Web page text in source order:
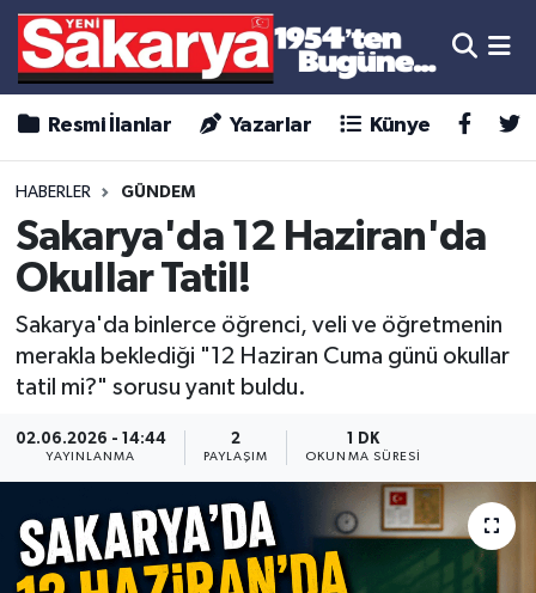
Resmi İlanlar Yazarlar Künye
HABERLER GÜNDEM
Sakarya'da 12 Haziran'da
Okullar Tatil!
Sakarya'da binlerce öğrenci, veli ve öğretmenin
merakla beklediği "12 Haziran Cuma günü okullar
tatil mi?" sorusu yanıt buldu.
02.06.2026 - 14:44
YAYINLANMA
2
PAYLAŞIM
1 DK
OKUNMA SÜRESI